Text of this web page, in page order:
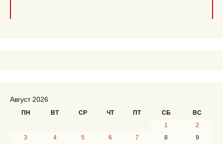
Август 2026
ПН ВТ СР ЧТ ПТ СБ
ВС
1
2
3
4 5 6 7 8 9